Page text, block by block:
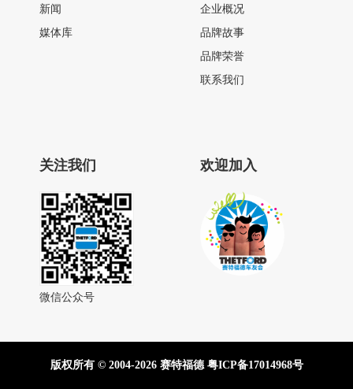
新闻
媒体库
企业概况
品牌故事
品牌荣誉
联系我们
关注我们
微信公众号
欢迎加入
版权所有 © 2004-2026 赛特福德 粤ICP备17014968号